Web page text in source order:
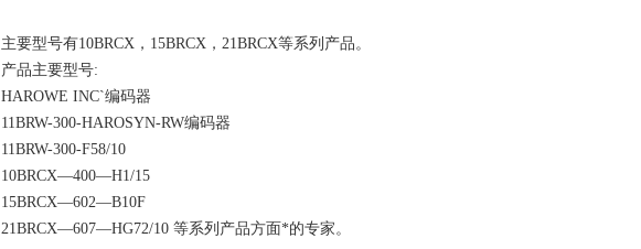
主要型号有10BRCX，15BRCX，21BRCX等系列产品。
产品主要型号:
HAROWE INC`编码器
11BRW-300-HAROSYN-RW编码器
11BRW-300-F58/10
10BRCX—400—H1/15
15BRCX—602—B10F
21BRCX—607—HG72/10 等系列产品方面*的专家。